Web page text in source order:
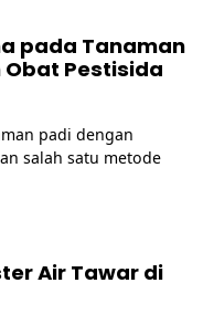
pada Tanaman
Pestisida
padi dengan
salah satu metode
Air Tawar di